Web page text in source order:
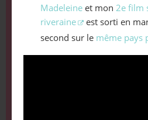
Madeleine et mon 2e film
riveraine
est sorti en
second sur le même pays